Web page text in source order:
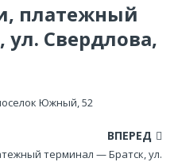
платежный
ул. Свердлова,
Южный, 52
ВПЕРЕД
терминал — Братск, ул.